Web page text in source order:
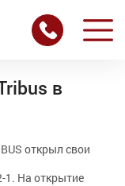
в
открыл свои
1. На открытие